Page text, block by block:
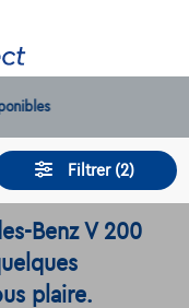
Filtrer (2)
Benz V 200
plaire.